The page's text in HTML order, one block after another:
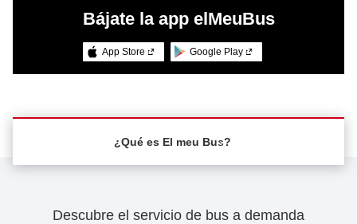
Bájate la app elMeuBus
App Store Google Play
¿Qué es El meu Bus?
Descubre el servicio de bus a demanda